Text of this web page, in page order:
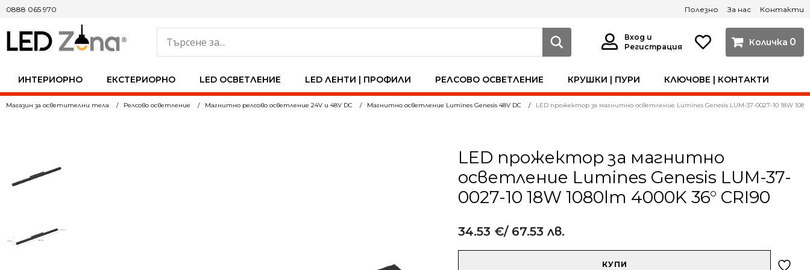
ИНТЕРИОРНО ЕКСТЕРИОРНО LED ОСВЕТЛЕНИЕ LED ЛЕНТИ | ПРОФИЛИ РЕЛСОВО ОСВЕТЛЕНИЕ КРУШКИ | ПУРИ КЛЮЧОВЕ | КОНТАКТИ
0
0888 065 970
Вход и
Регистрация
Полезно За нас Контакти
Магазин за осветителни тела Релсово осветление Магнитно релсово осветление 24V и 48V DC Магнитно осветление Lumines Genesis 48V DC LED прожектор за магнитно осветление Lumines Genesis LUM-37-0027-10 18W
LED прожектор за магнитно
осветление Lumines Genesis LUM-37-
0027-10 18W 1080lm 4000K 36° CRI90
34.53 €/ 67.53 лв.
КУПИ